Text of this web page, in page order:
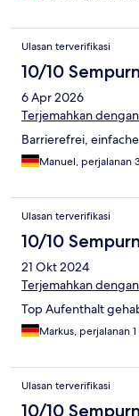
Ulasan terverifikasi
10/10
6 Apr 2026
Terjemahkan
Barrierefrei,
Manuel, perjalanan
Ulasan terverifikasi
10/10
21 Okt 2024
Terjemahkan
Top Aufenthalt
Markus, perjalanan
Ulasan terverifikasi
10/10